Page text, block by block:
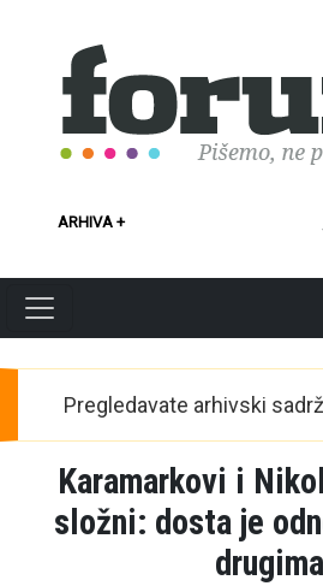
ARHIVA +
Pregledavate arhivski
Karamarkovi i
složni: dosta je
drugima